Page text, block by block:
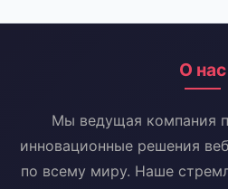
О нас
Мы ведущая компания
инновационные решения
по всему миру. Наше